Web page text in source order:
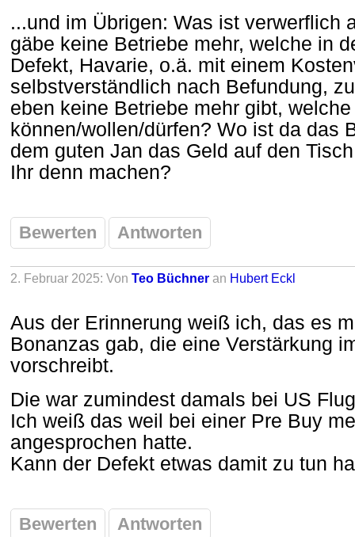
...und im Übrigen: Was ist verwerflich
gäbe keine Betriebe mehr, welche in
Defekt, Havarie, o.ä. mit einem
selbstverständlich nach Befundung,
eben keine Betriebe mehr gibt,
können/wollen/dürfen? Wo ist da das
dem guten Jan das Geld auf den
Ihr denn machen?
Bewerten Antworten
2. Februar 2025: Von Teo Büchner an Hubert Eckl
Aus der Erinnerung weiß ich, das es
Bonanzas gab, die eine Verstärkung
vorschreibt.
Die war zumindest damals bei US
Ich weiß das weil bei einer Pre Buy
angesprochen hatte.
Kann der Defekt etwas damit zu tun
Bewerten Antworten